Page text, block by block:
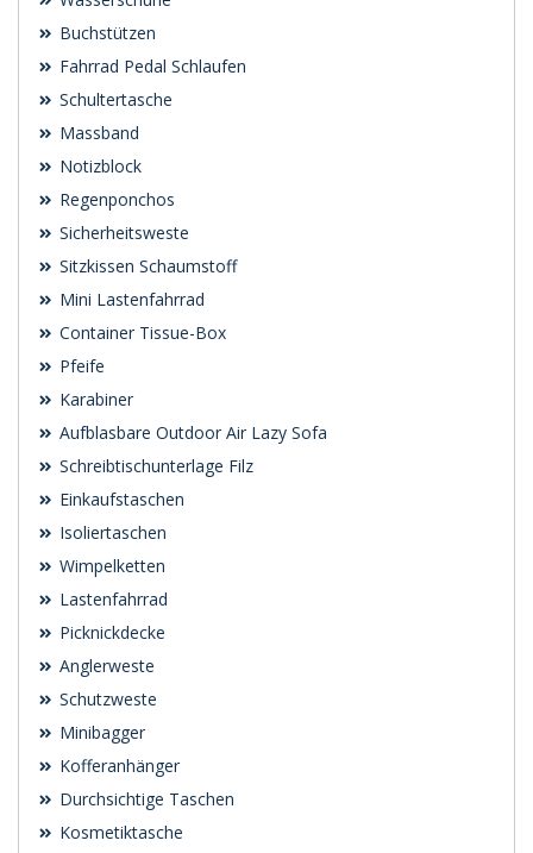
Buchstützen
Fahrrad Pedal Schlaufen
Schultertasche
Massband
Notizblock
Regenponchos
Sicherheitsweste
Sitzkissen Schaumstoff
Mini Lastenfahrrad
Container Tissue-Box
Pfeife
Karabiner
Aufblasbare Outdoor Air Lazy Sofa
Schreibtischunterlage Filz
Einkaufstaschen
Isoliertaschen
Wimpelketten
Lastenfahrrad
Picknickdecke
Anglerweste
Schutzweste
Minibagger
Kofferanhänger
Durchsichtige Taschen
Kosmetiktasche